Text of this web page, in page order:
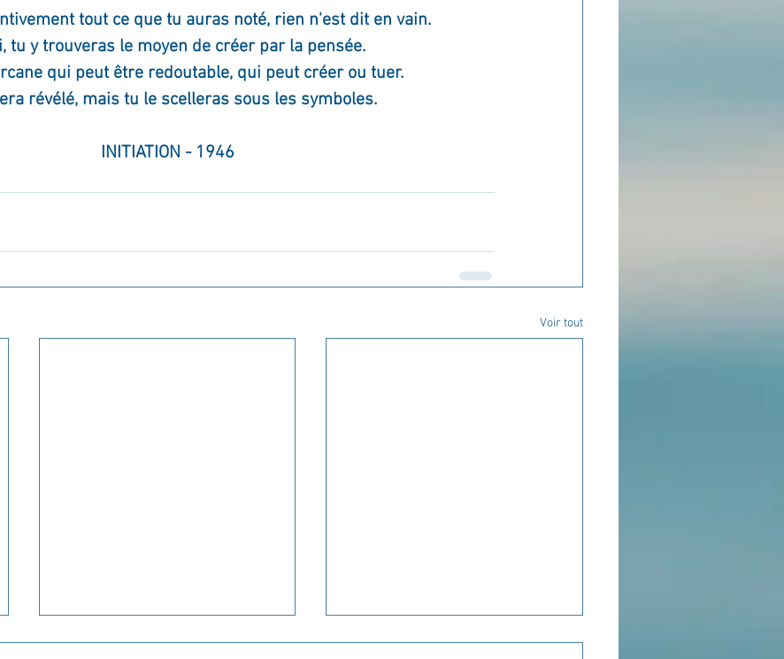
tout ce que tu auras noté, rien n'est dit en vain.
tu y trouveras le moyen de créer par la pensée.
qui peut être redoutable, qui peut créer ou tuer.
révélé, mais tu le scelleras sous les symboles.
INITIATION - 1946
Voir tout